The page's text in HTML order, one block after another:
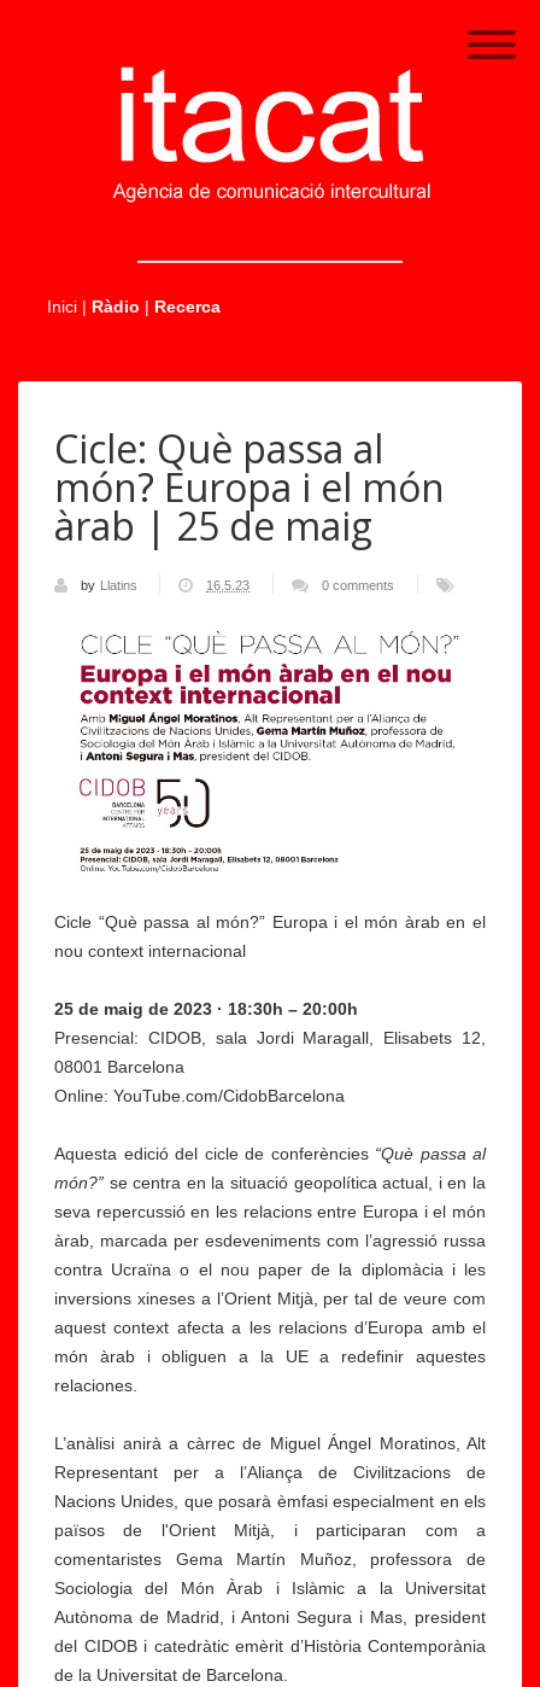
Inici | Ràdio | Recerca
Cicle: Què passa al
món? Europa i el món
àrab | 25 de maig
by Llatins 16.5.23 0 comments
Cicle “Què passa al món?” Europa i el món àrab en el
nou context internacional
25 de maig de 2023 · 18:30h – 20:00h
Presencial: CIDOB, sala Jordi Maragall, Elisabets 12,
08001 Barcelona
Online: YouTube.com/CidobBarcelona
Aquesta edició del cicle de conferències “Què passa al
món?” se centra en la situació geopolítica actual, i en la
seva repercussió en les relacions entre Europa i el món
àrab, marcada per esdeveniments com l’agressió russa
contra Ucraïna o el nou paper de la diplomàcia i les
inversions xineses a l’Orient Mitjà, per tal de veure com
aquest context afecta a les relacions d’Europa amb el
món àrab i obliguen a la UE a redefinir aquestes
relaciones.
L’anàlisi anirà a càrrec de Miguel Ángel Moratinos, Alt
Representant per a l’Aliança de Civilitzacions de
Nacions Unides, que posarà èmfasi especialment en els
països de l'Orient Mitjà, i participaran com a
comentaristes Gema Martín Muñoz, professora de
Sociologia del Món Àrab i Islàmic a la Universitat
Autònoma de Madrid, i Antoni Segura i Mas, president
del CIDOB i catedràtic emèrit d’Història Contemporània
de la Universitat de Barcelona.